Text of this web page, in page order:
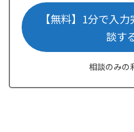
【無料】1分で入
談す
相談のみの